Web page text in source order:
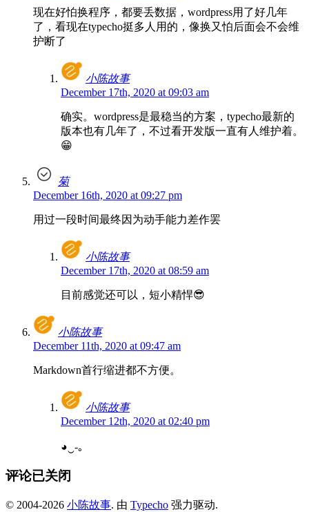
现在好怕换程序，都要丢数据，wordpress用了好几年
了，看现在typecho挺多人用的，像换又怕后面会不会维
护断了
小陈故事
December 17th, 2020 at 09:03 am
确实。wordpress是最稳当的方案，typecho最新的
版本也有几年了，不过看开发版一直有人维护着。
😁
菊
December 16th, 2020 at 09:27 pm
用过一段时间最终因为动手能力差作罢
小陈故事
December 17th, 2020 at 08:59 am
目前感觉还可以，短小精悍😎
小陈故事
December 11th, 2020 at 09:47 am
Markdown首行缩进都不方便。
小陈故事
December 12th, 2020 at 02:40 pm
◕‿-｡
评论已关闭
© 2004-2026 小陈故事. 由 Typecho 强力驱动.